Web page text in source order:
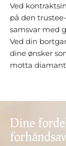
Ved
på den
samsvar med
Ved din
dine ønsker
motta
Dine